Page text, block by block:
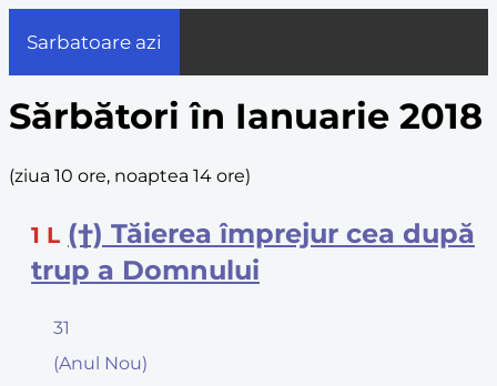
Sarbatoare azi
Sărbători în Ianuarie 2018
(ziua 10 ore, noaptea 14 ore)
1 L (†) Tăierea împrejur cea după
trup a Domnului
31
(Anul Nou)